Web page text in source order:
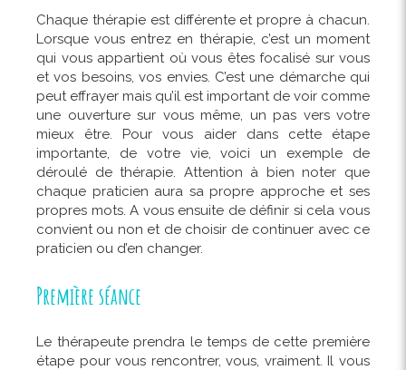
Chaque thérapie est différente et propre à chacun.
Lorsque vous entrez en thérapie, c’est un moment
qui vous appartient où vous êtes focalisé sur vous
et vos besoins, vos envies. C’est une démarche qui
peut effrayer mais qu’il est important de voir comme
une ouverture sur vous même, un pas vers votre
mieux être. Pour vous aider dans cette étape
importante, de votre vie, voici un exemple de
déroulé de thérapie. Attention à bien noter que
chaque praticien aura sa propre approche et ses
propres mots. A vous ensuite de définir si cela vous
convient ou non et de choisir de continuer avec ce
praticien ou d’en changer.
Première séance
Le thérapeute prendra le temps de cette première
étape pour vous rencontrer, vous, vraiment. Il vous